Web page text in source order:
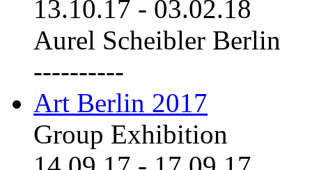
13.10.17 - 03.02.18
Aurel Scheibler Berlin
----------
Art Berlin 2017
Group Exhibition